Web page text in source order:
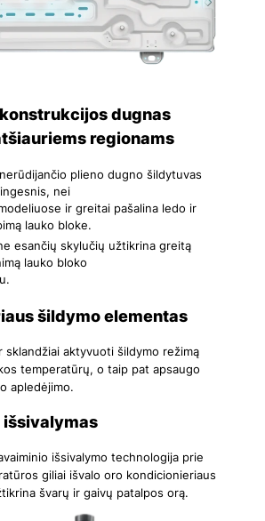
dugnas
regionams
plieno dugno šildytuvas
nei
ir greitai pašalina ledo ir
lauko bloke.
esančių skylučių užtikrina greitą
lauko bloko
šildymo elementas
sklandžiai aktyvuoti šildymo režimą
temperatūrų, o taip pat apsaugo
apledėjimo.
išsivalymas
išsivalymo technologija prie
giliai išvalo oro kondicionieriaus
švarų ir gaivų patalpos orą.